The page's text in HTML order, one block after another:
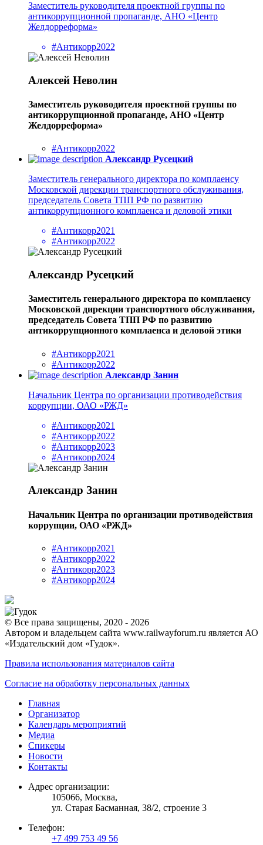
Заместитель руководителя проектной группы по
антикоррупционной пропаганде, АНО «Центр
Желдорреформа»
#Антикорр2022
Алексей Неволин
Заместитель руководителя проектной группы по
антикоррупционной пропаганде, АНО «Центр
Желдорреформа»
#Антикорр2022
Александр Русецкий
Заместитель генерального директора по комплаенсу
Московской дирекции транспортного обслуживания,
председатель Совета ТПП РФ по развитию
антикоррупционного комплаенса и деловой этики
#Антикорр2021
#Антикорр2022
Александр Русецкий
Заместитель генерального директора по комплаенсу
Московской дирекции транспортного обслуживания,
председатель Совета ТПП РФ по развитию
антикоррупционного комплаенса и деловой этики
#Антикорр2021
#Антикорр2022
Александр Занин
Начальник Центра по организации противодействия
коррупции, ОАО «РЖД»
#Антикорр2021
#Антикорр2022
#Антикорр2023
#Антикорр2024
Александр Занин
Начальник Центра по организации противодействия
коррупции, ОАО «РЖД»
#Антикорр2021
#Антикорр2022
#Антикорр2023
#Антикорр2024
© Все права защищены, 2020 - 2026
Автором и владельцем сайта www.railwayforum.ru является АО
«Издательский дом «Гудок».
Правила использования материалов сайта
Согласие на обработку персональных данных
Главная
Организатор
Календарь мероприятий
Медиа
Спикеры
Новости
Контакты
Адрес организации:
105066, Москва,
ул. Старая Басманная, 38/2, строение 3
Телефон:
+7 499 753 49 56